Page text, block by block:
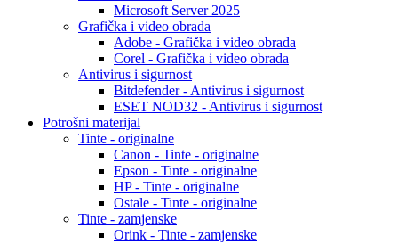
Microsoft Server 2025
Grafička i video obrada
Adobe - Grafička i video obrada
Corel - Grafička i video obrada
Antivirus i sigurnost
Bitdefender - Antivirus i sigurnost
ESET NOD32 - Antivirus i sigurnost
Potrošni materijal
Tinte - originalne
Canon - Tinte - originalne
Epson - Tinte - originalne
HP - Tinte - originalne
Ostale - Tinte - originalne
Tinte - zamjenske
Orink - Tinte - zamjenske